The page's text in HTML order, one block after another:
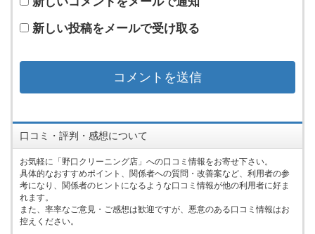
新しい投稿をメールで受け取る
口コミ・評判・感想について
お気軽に「野口クリーニング店」への口コミ情報をお寄せ下さい。
具体的なおすすめポイント、関係者への質問・改善案など、利用者の参
考になり、関係者のヒントになるような口コミ情報が他の利用者に好ま
れます。
また、率率なご意見・ご感想は歓迎ですが、悪意のある口コミ情報はお
控えください。